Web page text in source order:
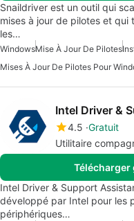
Snaildriver est un outil qui
mises à jour de pilotes et
les…
WindowsMise À Jour De Pilotes
Mises À Jour De Pilotes Pour
Intel Driver &
4.5 Gratuit
Utilitaire
Intel Driver & Support
développé par Intel pour les
périphériques…